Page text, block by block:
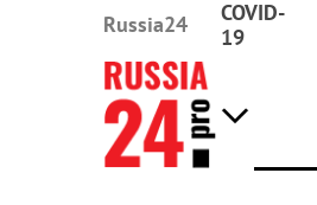
Russia24
COVID-
19